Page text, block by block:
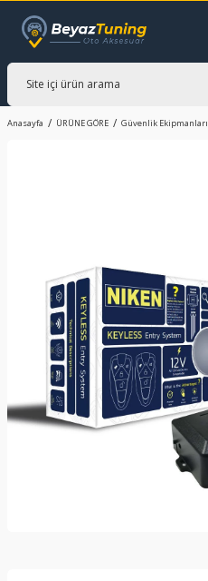
Anasayfa ÜRÜNE GÖRE Güvenlik Ekipmanları